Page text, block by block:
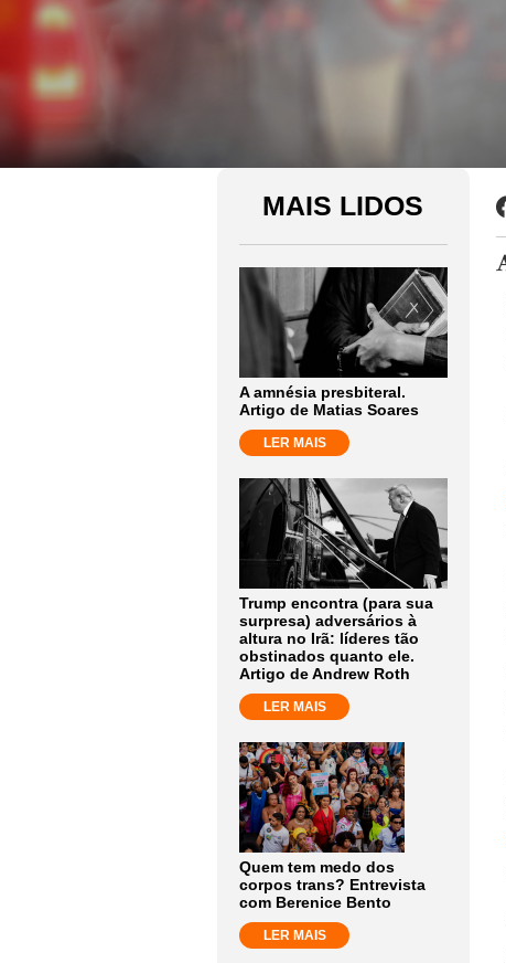
MAIS LIDOS
A amnésia presbiteral.
Artigo de Matias Soares
LER MAIS
Trump encontra (para sua
surpresa) adversários à
altura no Irã: líderes tão
obstinados quanto ele.
Artigo de Andrew Roth
LER MAIS
Quem tem medo dos
corpos trans? Entrevista
com Berenice Bento
LER MAIS